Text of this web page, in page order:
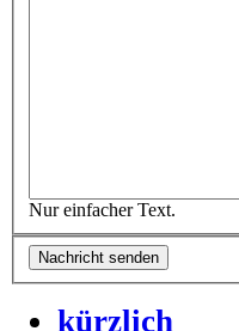
Nur einfacher Text.
kürzlich